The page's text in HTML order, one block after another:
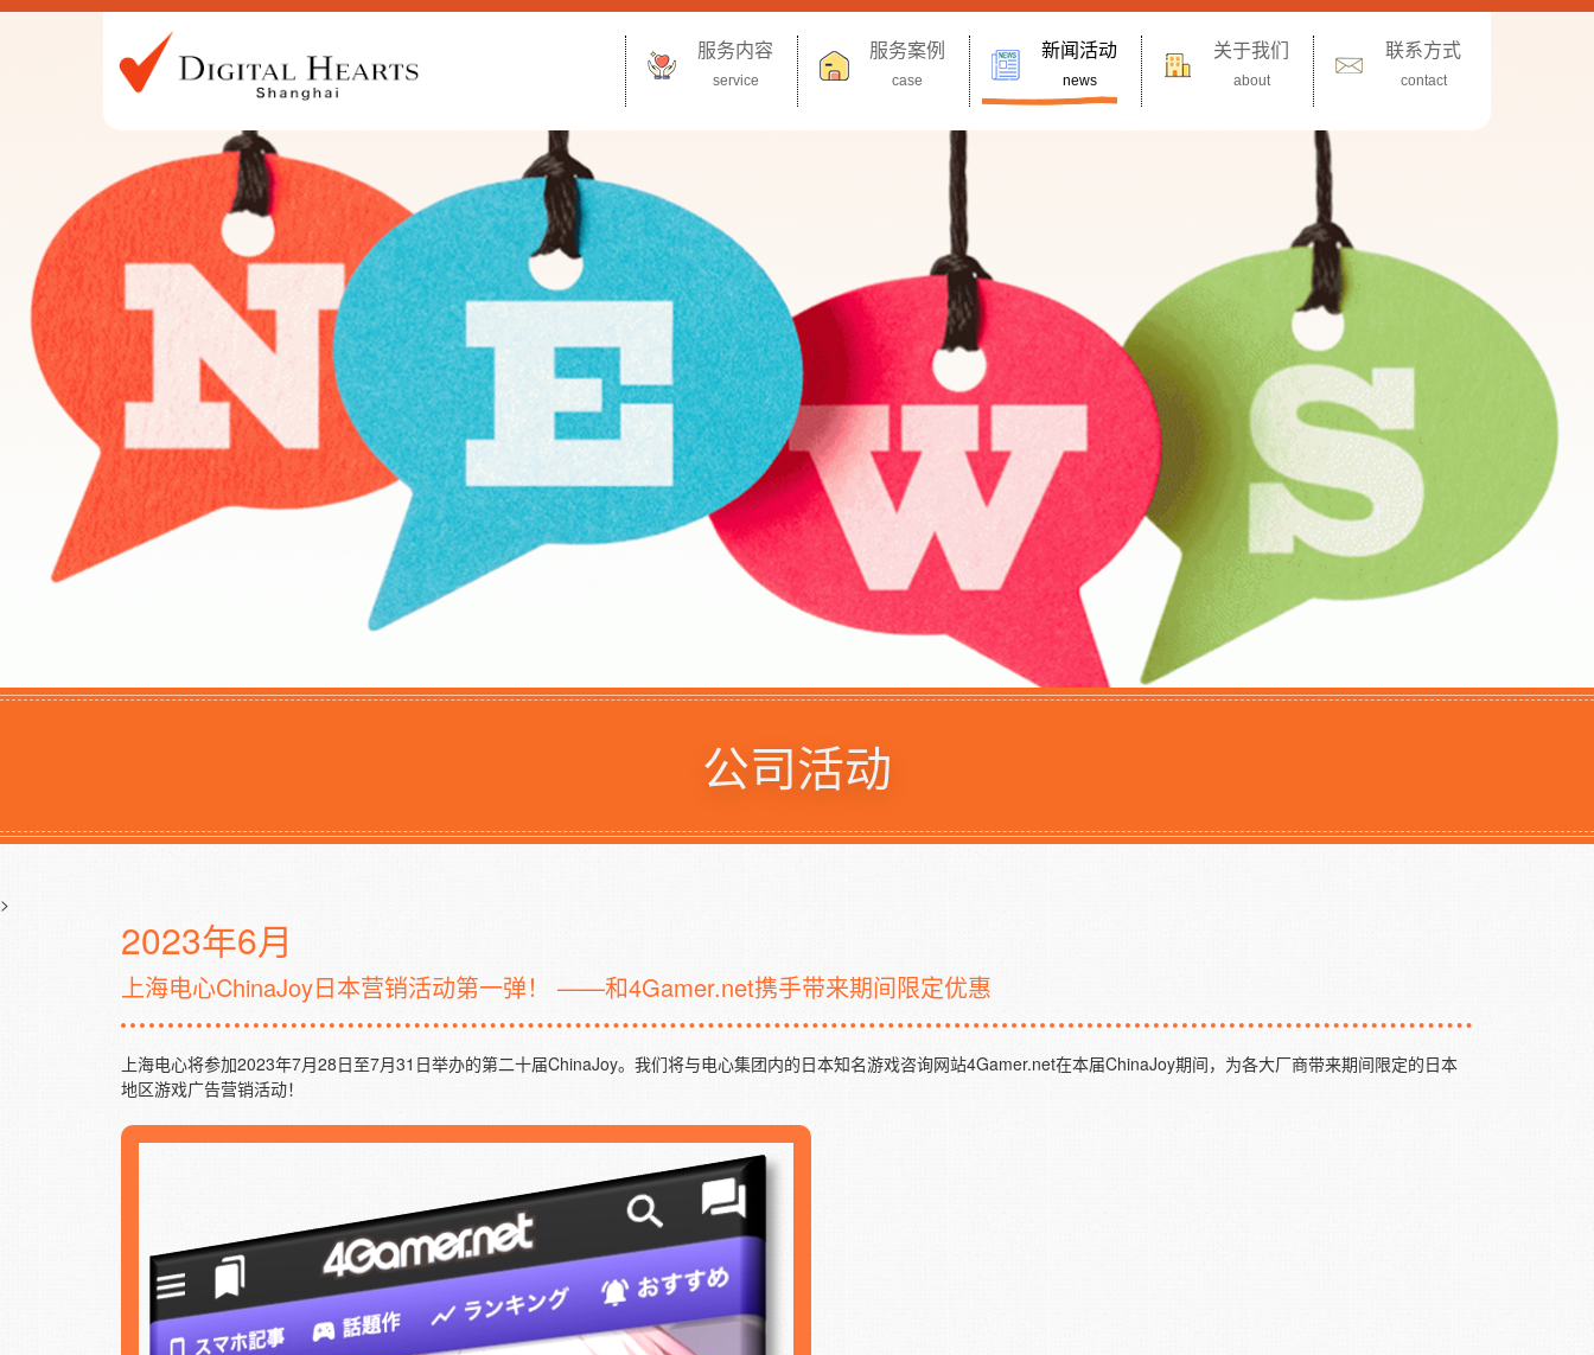
服务内容
service
服务案例
case
新闻活动
news
关于我们
about
联系方式
contact
公司活动
>
2023年6月
上海电心ChinaJoy日本营销活动第一弹！ ——和4Gamer.net携手带来期间限定优惠
上海电心将参加2023年7月28日至7月31日举办的第二十届ChinaJoy。我们将与电心集团内的日本知名游戏咨询网站4Gamer.net在本届ChinaJoy期间，为各大厂商带来期间限定的日本
地区游戏广告营销活动！